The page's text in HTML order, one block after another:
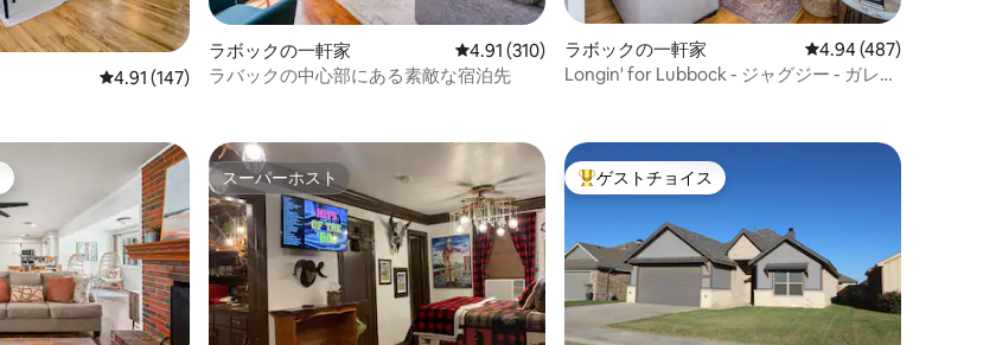
平均評価 レビュー147件、5つ星中4.91つ星の平均評価
4.91 (147)
ラボックの一軒家 レビュー310件、5つ星中4.91つ星の平均評価
4.91 (310)
ラバックの中心部にある素敵な宿泊先
ラボックの一軒家 レビュー487件、5つ
4.94 (487)
Longin' for Lubbock - ジャグジー - ガレー
イスです。 スーパーホスト
スーパーホスト 大好評のゲストチョイスです。
ゲストチョイス